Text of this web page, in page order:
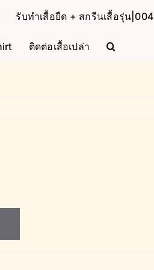
รับทำเสื้อยืด + สกรีนเสื้อรุ่น|004
ติดต่อเสื้อเปล่า